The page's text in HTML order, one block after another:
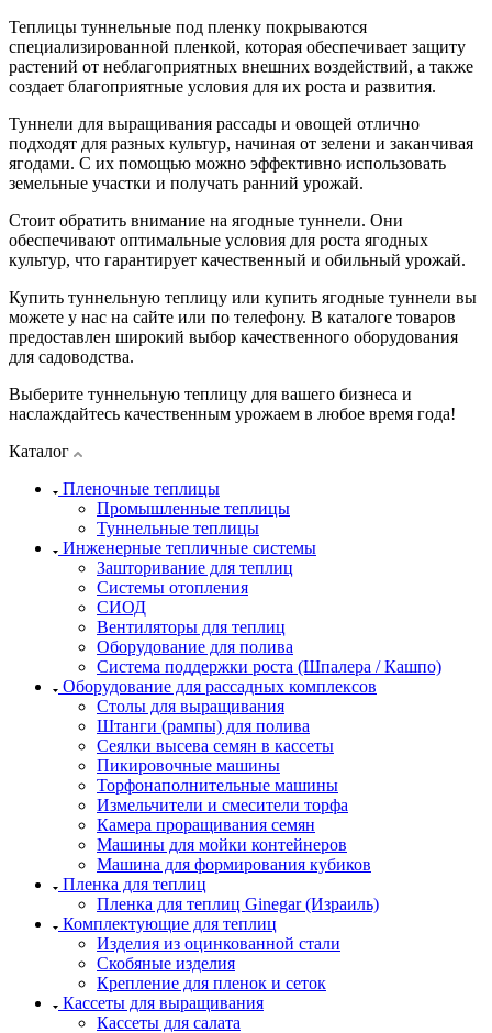
Теплицы туннельные под пленку покрываются
специализированной пленкой, которая обеспечивает защиту
растений от неблагоприятных внешних воздействий, а также
создает благоприятные условия для их роста и развития.
Туннели для выращивания рассады и овощей отлично
подходят для разных культур, начиная от зелени и заканчивая
ягодами. С их помощью можно эффективно использовать
земельные участки и получать ранний урожай.
Стоит обратить внимание на ягодные туннели. Они
обеспечивают оптимальные условия для роста ягодных
культур, что гарантирует качественный и обильный урожай.
Купить туннельную теплицу или купить ягодные туннели вы
можете у нас на сайте или по телефону. В каталоге товаров
предоставлен широкий выбор качественного оборудования
для садоводства.
Выберите туннельную теплицу для вашего бизнеса и
наслаждайтесь качественным урожаем в любое время года!
Каталог
Пленочные теплицы
Промышленные теплицы
Туннельные теплицы
Инженерные тепличные системы
Зашторивание для теплиц
Системы отопления
СИОД
Вентиляторы для теплиц
Оборудование для полива
Система поддержки роста (Шпалера / Кашпо)
Оборудование для рассадных комплексов
Столы для выращивания
Штанги (рампы) для полива
Сеялки высева семян в кассеты
Пикировочные машины
Торфонаполнительные машины
Измельчители и смесители торфа
Камера проращивания семян
Машины для мойки контейнеров
Машина для формирования кубиков
Пленка для теплиц
Пленка для теплиц Ginegar (Израиль)
Комплектующие для теплиц
Изделия из оцинкованной стали
Скобяные изделия
Крепление для пленок и сеток
Кассеты для выращивания
Кассеты для салата